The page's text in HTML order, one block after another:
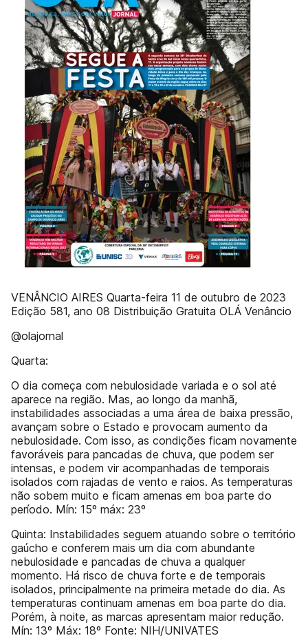
VENÂNCIO AIRES Quarta-feira 11 de outubro de 2023
Edição 581, ano 08 Distribuição Gratuita OLÁ Venâncio
@olajornal
Quarta:
O dia começa com nebulosidade variada e o sol até
aparece na região. Mas, ao longo da manhã,
instabilidades associadas a uma área de baixa pressão,
avançam sobre o Estado e provocam aumento da
nebulosidade. Com isso, as condições ficam novamente
favoráveis para pancadas de chuva, que podem ser
intensas, e podem vir acompanhadas de temporais
isolados com rajadas de vento e raios. As temperaturas
não sobem muito e ficam amenas em boa parte do
período. Mín: 15º máx: 23º
Quinta: Instabilidades seguem atuando sobre o território
gaúcho e conferem mais um dia com abundante
nebulosidade e pancadas de chuva a qualquer
momento. Há risco de chuva forte e de temporais
isolados, principalmente na primeira metade do dia. As
temperaturas continuam amenas em boa parte do dia.
Porém, à noite, as marcas apresentam maior redução.
Mín: 13º Máx: 18º Fonte: NIH/UNIVATES